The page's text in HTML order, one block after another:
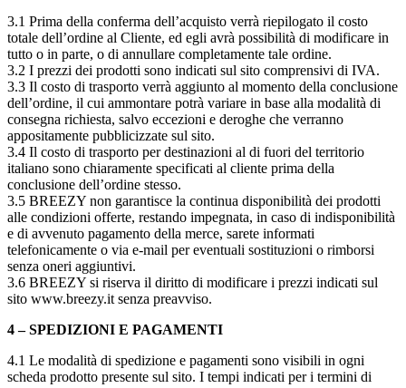
3.1 Prima della conferma dell’acquisto verrà riepilogato il costo
totale dell’ordine al Cliente, ed egli avrà possibilità di modificare in
tutto o in parte, o di annullare completamente tale ordine.
3.2 I prezzi dei prodotti sono indicati sul sito comprensivi di IVA.
3.3 Il costo di trasporto verrà aggiunto al momento della conclusione
dell’ordine, il cui ammontare potrà variare in base alla modalità di
consegna richiesta, salvo eccezioni e deroghe che verranno
appositamente pubblicizzate sul sito.
3.4 Il costo di trasporto per destinazioni al di fuori del territorio
italiano sono chiaramente specificati al cliente prima della
conclusione dell’ordine stesso.
3.5 BREEZY non garantisce la continua disponibilità dei prodotti
alle condizioni offerte, restando impegnata, in caso di indisponibilità
e di avvenuto pagamento della merce, sarete informati
telefonicamente o via e-mail per eventuali sostituzioni o rimborsi
senza oneri aggiuntivi.
3.6 BREEZY si riserva il diritto di modificare i prezzi indicati sul
sito www.breezy.it senza preavviso.
4 – SPEDIZIONI E PAGAMENTI
4.1 Le modalità di spedizione e pagamenti sono visibili in ogni
scheda prodotto presente sul sito. I tempi indicati per i termini di